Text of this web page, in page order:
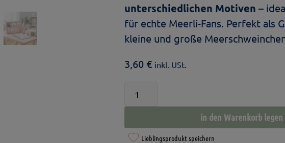
unterschiedlichen Motiven –
für echte Meerli-Fans. Perfekt als
kleine und große
3,60 € inkl. USt.
Sticker
A4
in den Warenkorb legen
Lieblingsprodukt speichern